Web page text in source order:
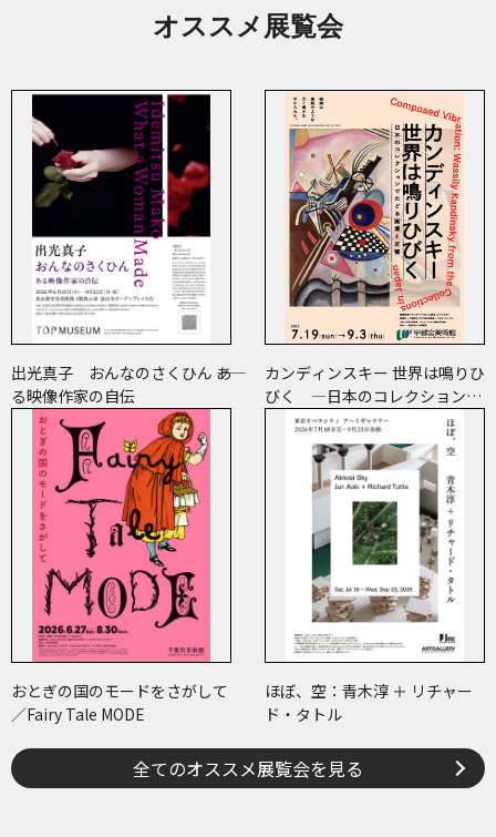
オススメ展覧会
出光真子 おんなのさくひん ――あ
る映像作家の自伝
カンディンスキー 世界は鳴りひ
びく ―日本のコレクションで
たどる画業と反響―
おとぎの国のモードをさがして
／Fairy Tale MODE
ほぼ、空：青木淳 ＋ リチャー
ド・タトル
全てのオススメ展覧会を見る